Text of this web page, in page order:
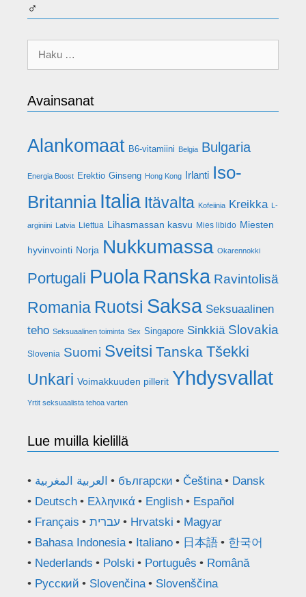
♂
Haku:
Avainsanat
Alankomaat B6-vitamiini Belgia Bulgaria
Energia Boost Erektio Ginseng Hong Kong Irlanti Iso-
Britannia Italia Itävalta Kofeiinia Kreikka L-
arginiini Latvia Liettua Lihasmassan kasvu Mies libido Miesten
hyvinvointi Norja Nukkumassa Okarennokki
Portugali Puola Ranska Ravintolisä
Romania Ruotsi Saksa Seksuaalinen
teho Seksuaalinen toiminta Sex Singapore Sinkkiä Slovakia
Slovenia Suomi Sveitsi Tanska Tšekki
Unkari Voimakkuuden pillerit Yhdysvallat
Yrtit seksuaalista tehoa varten
Lue muilla kielillä
العربية المغربية български Čeština
Dansk
Deutsch
Ελληνικά English
Español
Français
עברית Hrvatski
Magyar
Bahasa Indonesia
Italiano 日本語
한국어
Nederlands
Polski Português
Română
Русский
Slovenčina
Slovenščina